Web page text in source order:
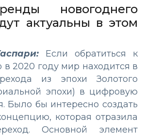
новогоднего
актуальны в этом
Если обратиться к
в 2020 году мир находится в
из эпохи Золотого
эпохи) в цифровую
Было бы интересно создать
которая отразила
Основной элемент